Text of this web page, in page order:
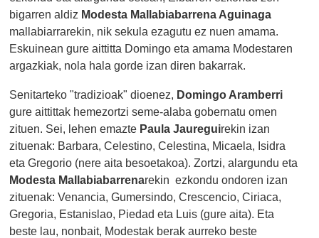
bigarren aldiz Modesta Mallabiabarrena Aguinaga
mallabiarrarekin, nik sekula ezagutu ez nuen amama.
Eskuinean gure aittitta Domingo eta amama Modestaren
argazkiak, nola hala gorde izan diren bakarrak.
Senitarteko "tradizioak" dioenez, Domingo Aramberri
gure aittittak hemezortzi seme-alaba gobernatu omen
zituen. Sei, lehen emazte Paula Jaureguirekin izan
zituenak: Barbara, Celestino, Celestina, Micaela, Isidra
eta Gregorio (nere aita besoetakoa). Zortzi, alargundu eta
Modesta Mallabiabarrenarekin ezkondu ondoren izan
zituenak: Venancia, Gumersindo, Crescencio, Ciriaca,
Gregoria, Estanislao, Piedad eta Luis (gure aita). Eta
beste lau, nonbait, Modestak berak aurreko beste